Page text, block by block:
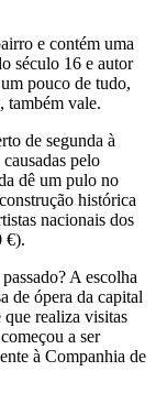
e contém uma
século 16 e autor
pouco de tudo,
também vale.
de segunda à
pelo
dê um pulo no
histórica
nacionais dos
€).
A escolha
de ópera da capital
que realiza visitas
a ser
à Companhia de